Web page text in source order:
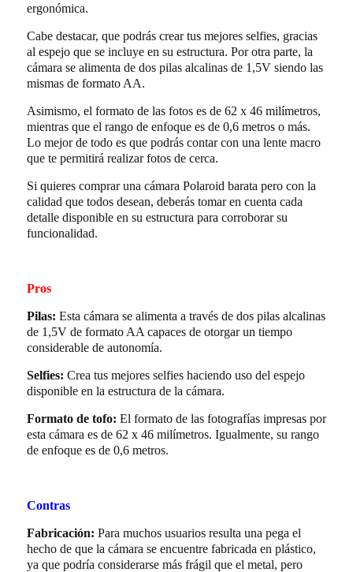
ergonómica.
Cabe destacar, que podrás crear tus mejores selfies, gracias
al espejo que se incluye en su estructura. Por otra parte, la
cámara se alimenta de dos pilas alcalinas de 1,5V siendo las
mismas de formato AA.
Asimismo, el formato de las fotos es de 62 x 46 milímetros,
mientras que el rango de enfoque es de 0,6 metros o más.
Lo mejor de todo es que podrás contar con una lente macro
que te permitirá realizar fotos de cerca.
Si quieres comprar una cámara Polaroid barata pero con la
calidad que todos desean, deberás tomar en cuenta cada
detalle disponible en su estructura para corroborar su
funcionalidad.
Pros
Pilas: Esta cámara se alimenta a través de dos pilas alcalinas
de 1,5V de formato AA capaces de otorgar un tiempo
considerable de autonomía.
Selfies: Crea tus mejores selfies haciendo uso del espejo
disponible en la estructura de la cámara.
Formato de tofo: El formato de las fotografías impresas por
esta cámara es de 62 x 46 milímetros. Igualmente, su rango
de enfoque es de 0,6 metros.
Contras
Fabricación: Para muchos usuarios resulta una pega el
hecho de que la cámara se encuentre fabricada en plástico,
ya que podría considerarse más frágil que el metal, pero